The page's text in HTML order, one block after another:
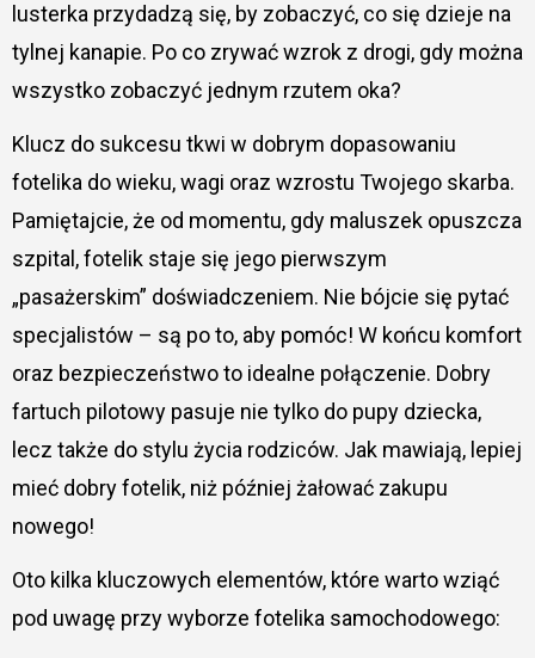
lusterka przydadzą się, by zobaczyć, co się dzieje na
tylnej kanapie. Po co zrywać wzrok z drogi, gdy można
wszystko zobaczyć jednym rzutem oka?
Klucz do sukcesu tkwi w dobrym dopasowaniu
fotelika do wieku, wagi oraz wzrostu Twojego skarba.
Pamiętajcie, że od momentu, gdy maluszek opuszcza
szpital, fotelik staje się jego pierwszym
„pasażerskim” doświadczeniem. Nie bójcie się pytać
specjalistów – są po to, aby pomóc! W końcu komfort
oraz bezpieczeństwo to idealne połączenie. Dobry
fartuch pilotowy pasuje nie tylko do pupy dziecka,
lecz także do stylu życia rodziców. Jak mawiają, lepiej
mieć dobry fotelik, niż później żałować zakupu
nowego!
Oto kilka kluczowych elementów, które warto wziąć
pod uwagę przy wyborze fotelika samochodowego: